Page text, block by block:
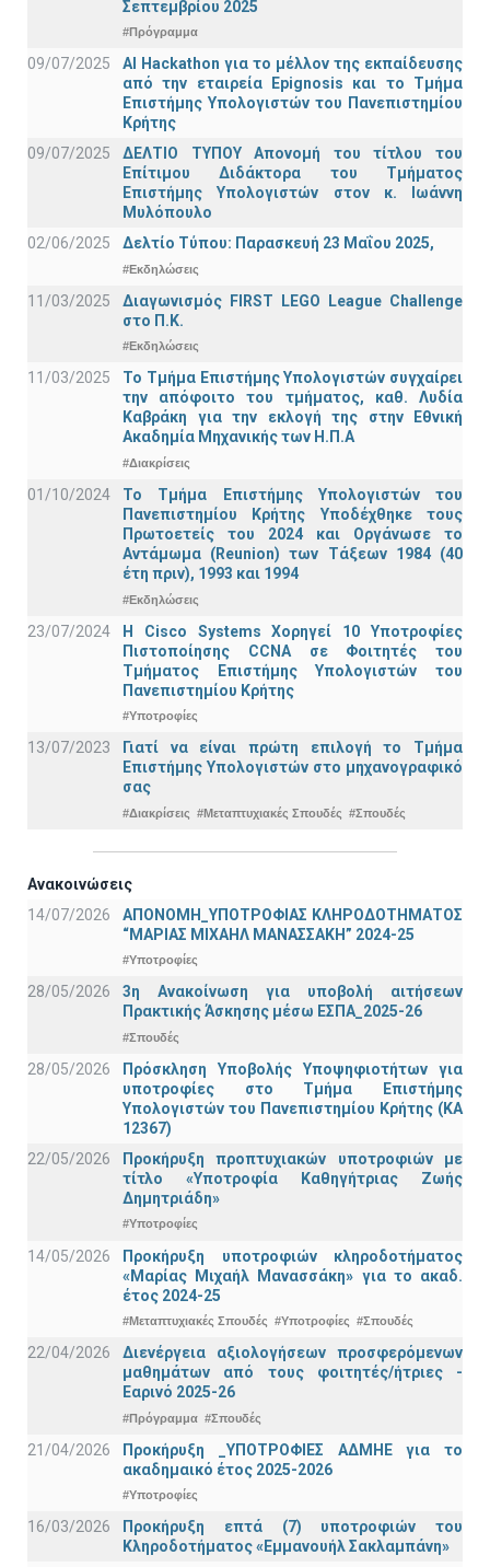
Σεπτεμβρίου 2025
#Πρόγραμμα
09/07/2025
AI Hackathon για το μέλλον της εκπαίδευσης
από την εταιρεία Epignosis και το Τμήμα
Επιστήμης Υπολογιστών του Πανεπιστημίου
Κρήτης
09/07/2025
ΔΕΛΤΙΟ ΤΥΠΟΥ Απονομή του τίτλου του
Επίτιμου Διδάκτορα του Τμήματος
Επιστήμης Υπολογιστών στον κ. Ιωάννη
Μυλόπουλο
02/06/2025
Δελτίο Τύπου: Παρασκευή 23 Μαΐου 2025,
#Εκδηλώσεις
11/03/2025
Διαγωνισμός FIRST LEGO League Challenge
στο Π.Κ.
#Εκδηλώσεις
11/03/2025
Το Τμήμα Επιστήμης Υπολογιστών συγχαίρει
την απόφοιτο του τμήματος, καθ. Λυδία
Καβράκη για την εκλογή της στην Εθνική
Ακαδημία Μηχανικής των Η.Π.Α
#Διακρίσεις
01/10/2024
Το Τμήμα Επιστήμης Υπολογιστών του
Πανεπιστημίου Κρήτης Υποδέχθηκε τους
Πρωτοετείς του 2024 και Οργάνωσε το
Αντάμωμα (Reunion) των Τάξεων 1984 (40
έτη πριν), 1993 και 1994
#Εκδηλώσεις
23/07/2024
Η Cisco Systems Χορηγεί 10 Υποτροφίες
Πιστοποίησης CCNA σε Φοιτητές του
Τμήματος Επιστήμης Υπολογιστών του
Πανεπιστημίου Κρήτης
#Υποτροφίες
13/07/2023
Γιατί να είναι πρώτη επιλογή το Τμήμα
Επιστήμης Υπολογιστών στο μηχανογραφικό
σας
#Διακρίσεις #Μεταπτυχιακές Σπουδές #Σπουδές
Ανακοινώσεις
14/07/2026
ΑΠΟΝΟΜΗ_ΥΠΟΤΡΟΦΙΑΣ ΚΛΗΡΟΔΟΤΗΜΑΤΟΣ
“ΜΑΡΙΑΣ ΜΙΧΑΗΛ ΜΑΝΑΣΣΑΚΗ” 2024-25
#Υποτροφίες
28/05/2026
3η Ανακοίνωση για υποβολή αιτήσεων
Πρακτικής Άσκησης μέσω ΕΣΠΑ_2025-26
#Σπουδές
28/05/2026
Πρόσκληση Υποβολής Υποψηφιοτήτων για
υποτροφίες στο Τμήμα Επιστήμης
Υπολογιστών του Πανεπιστημίου Κρήτης (ΚΑ
12367)
22/05/2026
Προκήρυξη προπτυχιακών υποτροφιών με
τίτλο «Υποτροφία Καθηγήτριας Ζωής
Δημητριάδη»
#Υποτροφίες
14/05/2026
Προκήρυξη υποτροφιών κληροδοτήματος
«Μαρίας Μιχαήλ Μανασσάκη» για το ακαδ.
έτος 2024-25
#Μεταπτυχιακές Σπουδές #Υποτροφίες #Σπουδές
22/04/2026
Διενέργεια αξιολογήσεων προσφερόμενων
μαθημάτων από τους φοιτητές/ήτριες -
Εαρινό 2025-26
#Πρόγραμμα #Σπουδές
21/04/2026
Προκήρυξη _ΥΠΟΤΡΟΦΙΕΣ ΑΔΜΗΕ για το
ακαδημαικό έτος 2025-2026
#Υποτροφίες
16/03/2026
Προκήρυξη επτά (7) υποτροφιών του
Κληροδοτήματος «Εμμανουήλ Σακλαμπάνη»